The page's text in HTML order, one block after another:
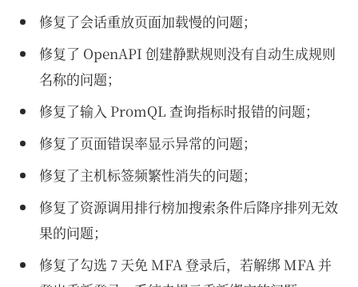
修复了会话重放页面加载慢的问题；
修复了 OpenAPI 创建静默规则没有自动生成规则
名称的问题；
修复了输入 PromQL 查询指标时报错的问题；
修复了页面错误率显示异常的问题；
修复了主机标签频繁性消失的问题；
修复了资源调用排行榜加搜索条件后降序排列无效
果的问题；
修复了勾选 7 天免 MFA 登录后，若解绑 MFA 并